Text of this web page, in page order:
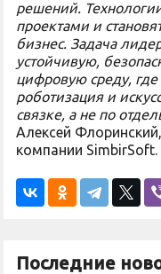
решений.
проектами и
бизнес. Задача
устойчивую,
цифровую среду, где
роботизация и
связке, а не по
Алексей
компании SimbirSoft.
Последние